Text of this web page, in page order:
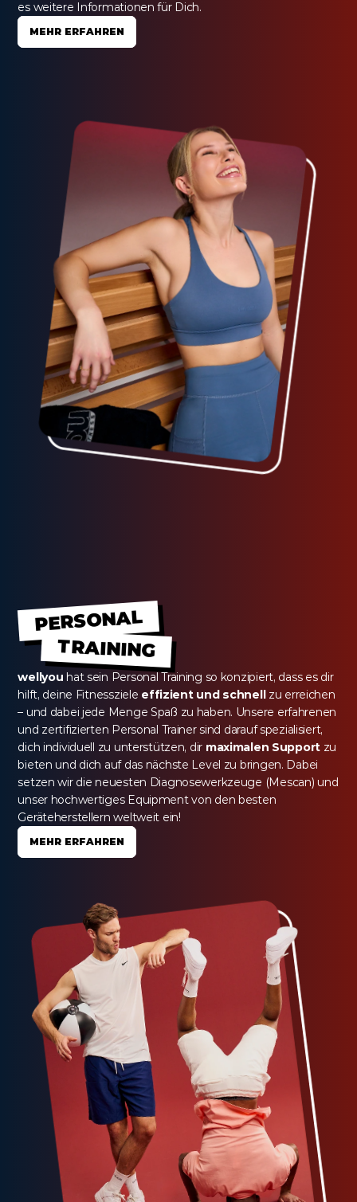
es weitere Informationen für Dich.
MEHR ERFAHREN
PERSONAL
TRAINING
wellyou hat sein Personal Training so konzipiert, dass es dir
hilft, deine Fitnessziele effizient und schnell zu erreichen
– und dabei jede Menge Spaß zu haben. Unsere erfahrenen
und zertifizierten Personal Trainer sind darauf spezialisiert,
dich individuell zu unterstützen, dir maximalen Support zu
bieten und dich auf das nächste Level zu bringen. Dabei
setzen wir die neuesten Diagnosewerkzeuge (Mescan) und
unser hochwertiges Equipment von den besten
Geräteherstellern weltweit ein!
MEHR ERFAHREN